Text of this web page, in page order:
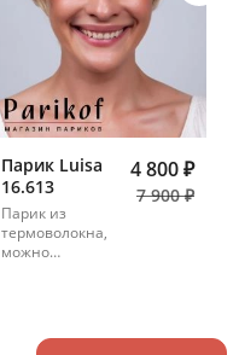
Парик Luisa
16.613
Парик из
термоволокна,
можно
4 800 ₽
7 900 ₽